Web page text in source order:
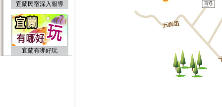
宜蘭民宿深入報導
宜蘭有哪好玩